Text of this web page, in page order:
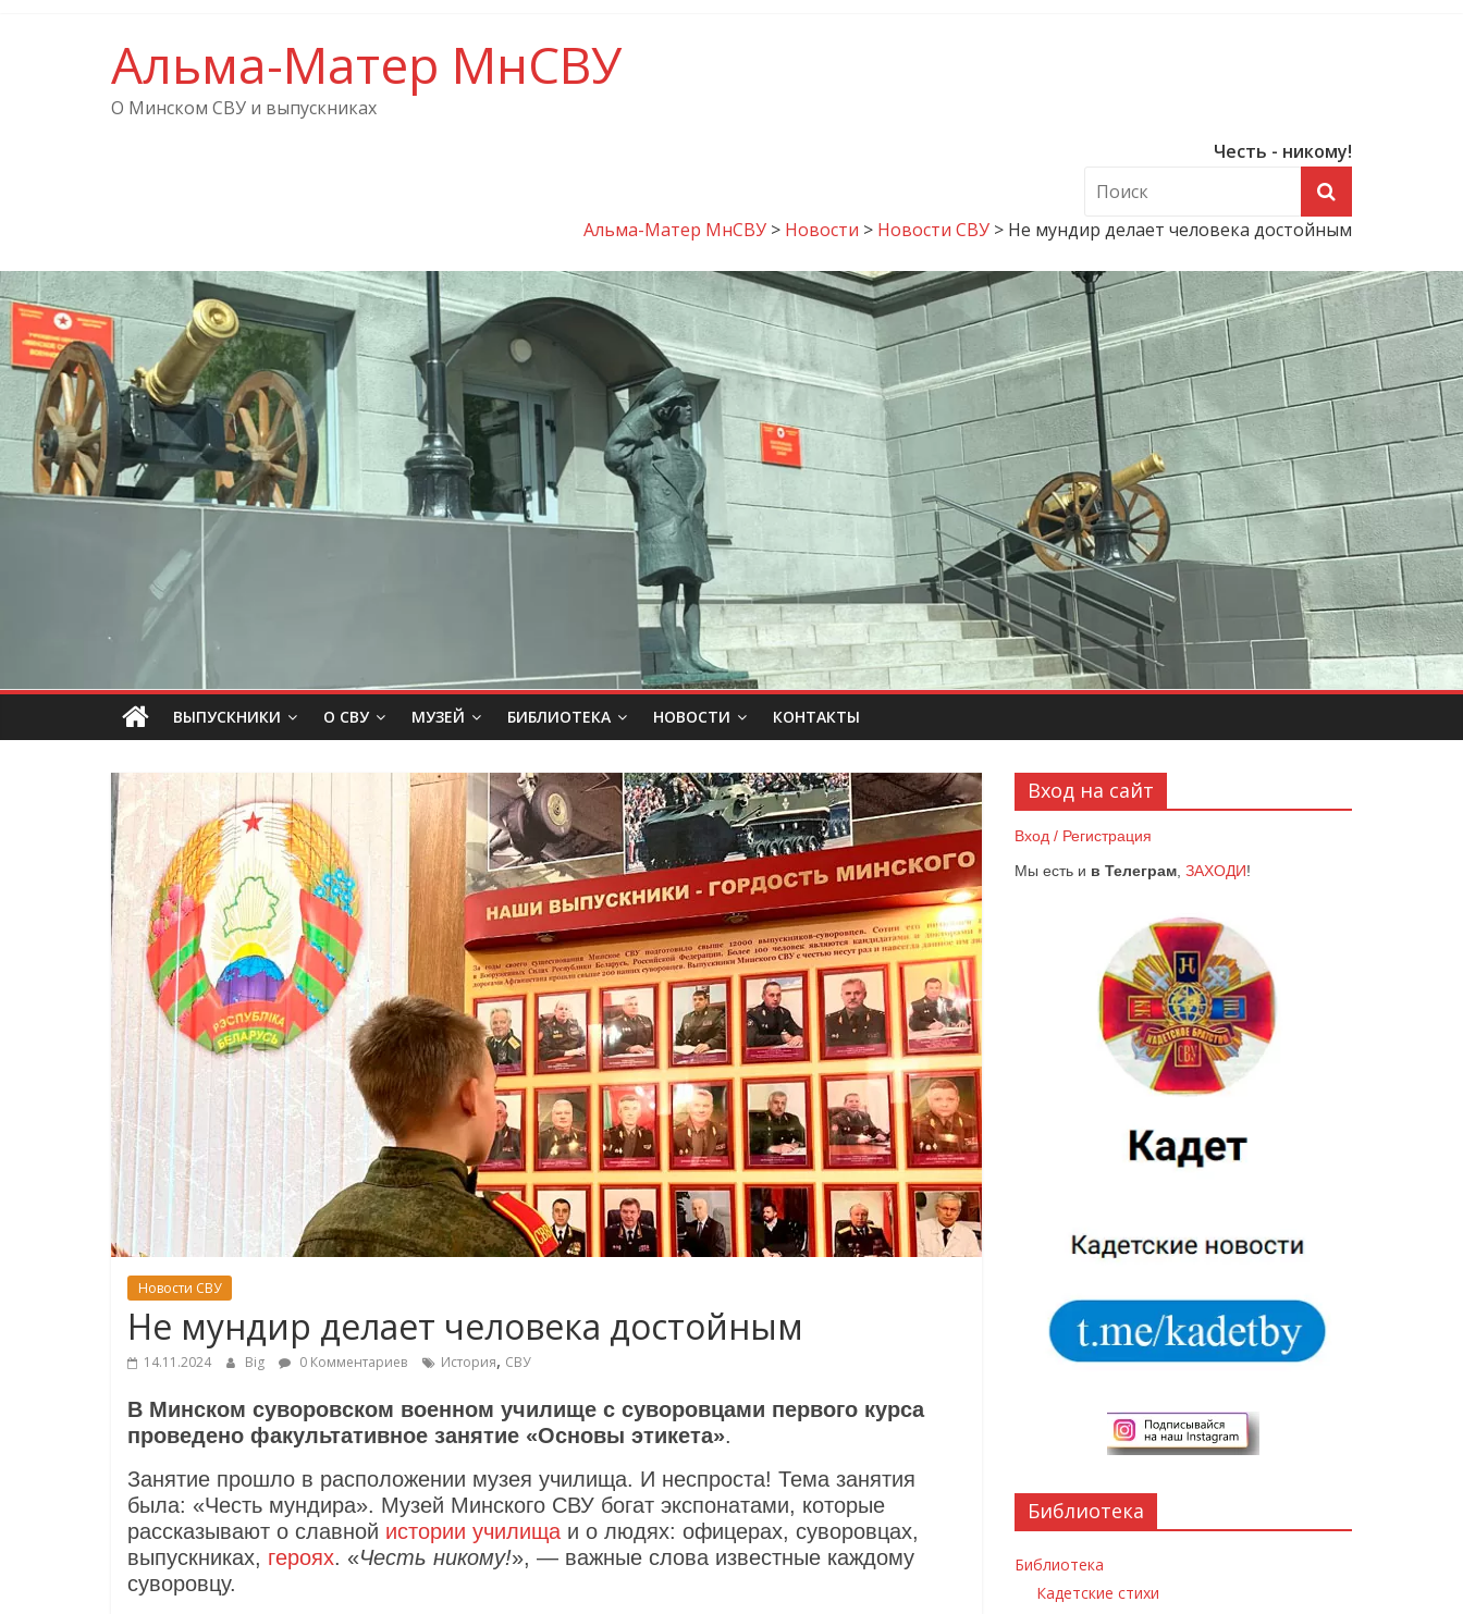
Альма-Матер МнСВУ
О Минском СВУ и выпускниках
Честь - никому!
Альма-Матер МнСВУ > Новости > Новости СВУ > Не мундир делает человека достойным
ВЫПУСКНИКИ О СВУ МУЗЕЙ БИБЛИОТЕКА НОВОСТИ КОНТАКТЫ
Новости СВУ
Не мундир делает человека достойным
14.11.2024 Big 0 Комментариев История, СВУ
В Минском суворовском военном училище с суворовцами первого курса
проведено факультативное занятие «Основы этикета».
Занятие прошло в расположении музея училища. И неспроста! Тема занятия
была: «Честь мундира». Музей Минского СВУ богат экспонатами, которые
рассказывают о славной истории училища и о людях: офицерах, суворовцах,
выпускниках, героях. «Честь никому!», — важные слова известные каждому
суворовцу.
Вход на сайт
Вход / Регистрация
Мы есть и в Телеграм ЗАХОДИ!
Библиотека
Библиотека
Кадетские стихи